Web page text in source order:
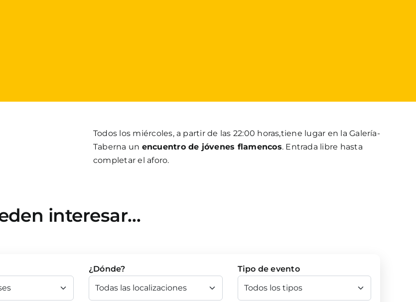
Todos los miércoles, a partir de las 22:00 horas,tiene lugar en la Galería-
Taberna un encuentro de jóvenes flamencos. Entrada libre hasta
completar el aforo.
interesar…
¿Dónde? Tipo de evento